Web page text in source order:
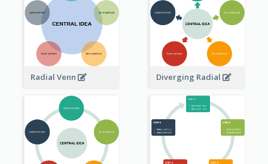
Radial Venn Diverging Radial